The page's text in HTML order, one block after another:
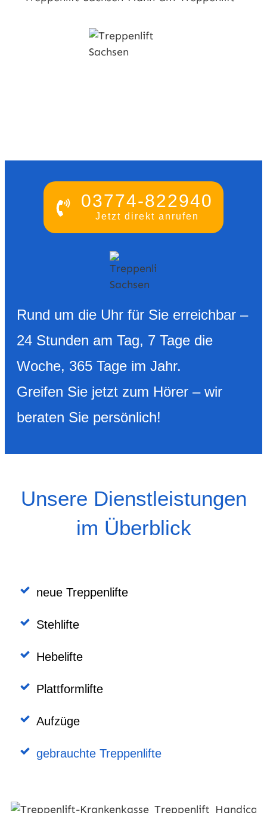
03774-822940
Jetzt direkt anrufen
Rund um die Uhr für Sie erreichbar –
24 Stunden am Tag, 7 Tage die
Woche, 365 Tage im Jahr.
Greifen Sie jetzt zum Hörer – wir
beraten Sie persönlich!
Unsere Dienstleistungen
im Überblick
neue Treppenlifte
Stehlifte
Hebelifte
Plattformlifte
Aufzüge
gebrauchte Treppenlifte